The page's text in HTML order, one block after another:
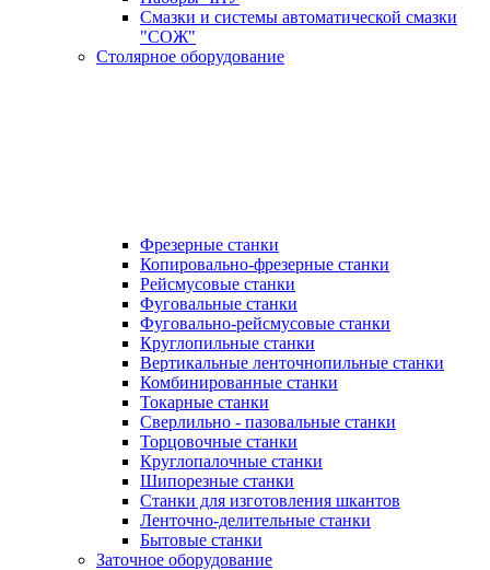
Смазки и системы автоматической смазки
"СОЖ"
Столярное оборудование
Фрезерные станки
Копировально-фрезерные станки
Рейсмусовые станки
Фуговальные станки
Фуговально-рейсмусовые станки
Круглопильные станки
Вертикальные ленточнопильные станки
Комбинированные станки
Токарные станки
Сверлильно - пазовальные станки
Торцовочные станки
Круглопалочные станки
Шипорезные станки
Станки для изготовления шкантов
Ленточно-делительные станки
Бытовые станки
Заточное оборудование